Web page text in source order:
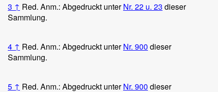
3 ↑ Red. Anm.: Abgedruckt unterNr. 22 u. 23 dieser
Sammlung.
4 ↑ Red. Anm.: Abgedruckt unterNr. 900 dieser
Sammlung.
5 ↑ Red. Anm.: Abgedruckt unterNr. 900 dieser